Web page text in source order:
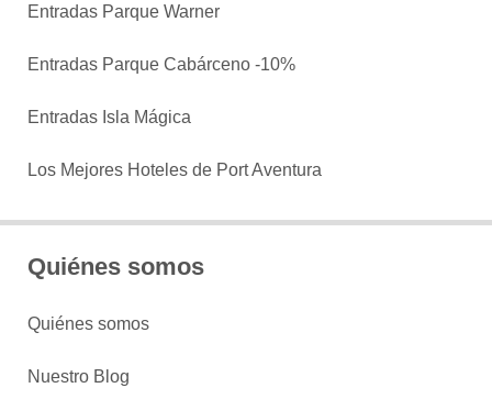
Entradas Parque Warner
Entradas Parque Cabárceno -10%
Entradas Isla Mágica
Los Mejores Hoteles de Port Aventura
Quiénes somos
Quiénes somos
Nuestro Blog